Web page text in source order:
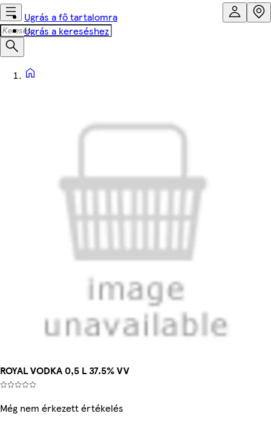
Ugrás a fő tartalomra
Ugrás a kereséshez
ROYAL VODKA 0,5 L 37.5% VV
Még nem érkezett értékelés